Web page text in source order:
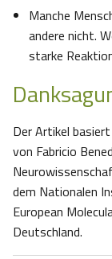
Manche
andere nicht.
starke
Der Artikel
von Fabricio
dem Nationalen
European
Deutschland.